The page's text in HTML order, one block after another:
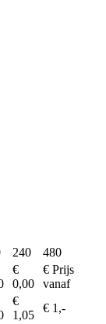
240
480
€
0,00
€ Prijs
vanaf
€
1,05
€ 1,-